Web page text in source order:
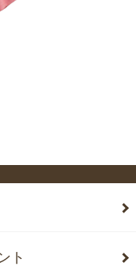
ト